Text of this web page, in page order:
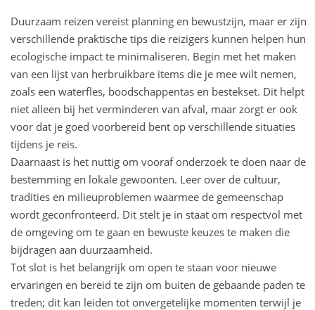
Duurzaam reizen vereist planning en bewustzijn, maar er zijn
verschillende praktische tips die reizigers kunnen helpen hun
ecologische impact te minimaliseren. Begin met het maken
van een lijst van herbruikbare items die je mee wilt nemen,
zoals een waterfles, boodschappentas en bestekset. Dit helpt
niet alleen bij het verminderen van afval, maar zorgt er ook
voor dat je goed voorbereid bent op verschillende situaties
tijdens je reis.
Daarnaast is het nuttig om vooraf onderzoek te doen naar de
bestemming en lokale gewoonten. Leer over de cultuur,
tradities en milieuproblemen waarmee de gemeenschap
wordt geconfronteerd. Dit stelt je in staat om respectvol met
de omgeving om te gaan en bewuste keuzes te maken die
bijdragen aan duurzaamheid.
Tot slot is het belangrijk om open te staan voor nieuwe
ervaringen en bereid te zijn om buiten de gebaande paden te
treden; dit kan leiden tot onvergetelijke momenten terwijl je